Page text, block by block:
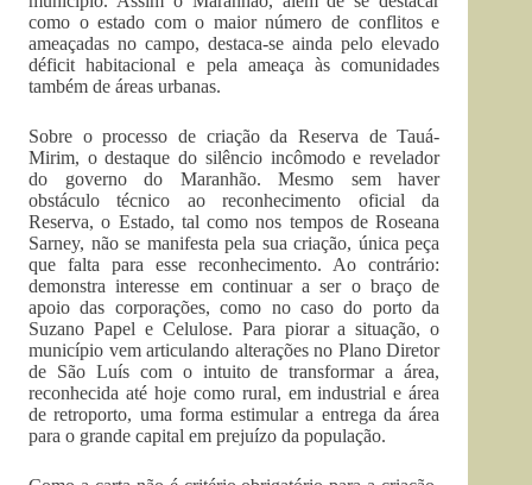
como o estado com o maior número de conflitos e
ameaçadas no campo, destaca-se ainda pelo elevado
déficit habitacional e pela ameaça às comunidades
também de áreas urbanas.
Sobre o processo de criação da Reserva de Tauá-
Mirim, o destaque do silêncio incômodo e revelador
do governo do Maranhão. Mesmo sem haver
obstáculo técnico ao reconhecimento oficial da
Reserva, o Estado, tal como nos tempos de Roseana
Sarney, não se manifesta pela sua criação, única peça
que falta para esse reconhecimento. Ao contrário:
demonstra interesse em continuar a ser o braço de
apoio das corporações, como no caso do porto da
Suzano Papel e Celulose. Para piorar a situação, o
município vem articulando alterações no Plano Diretor
de São Luís com o intuito de transformar a área,
reconhecida até hoje como rural, em industrial e área
de retroporto, uma forma estimular a entrega da área
para o grande capital em prejuízo da população.